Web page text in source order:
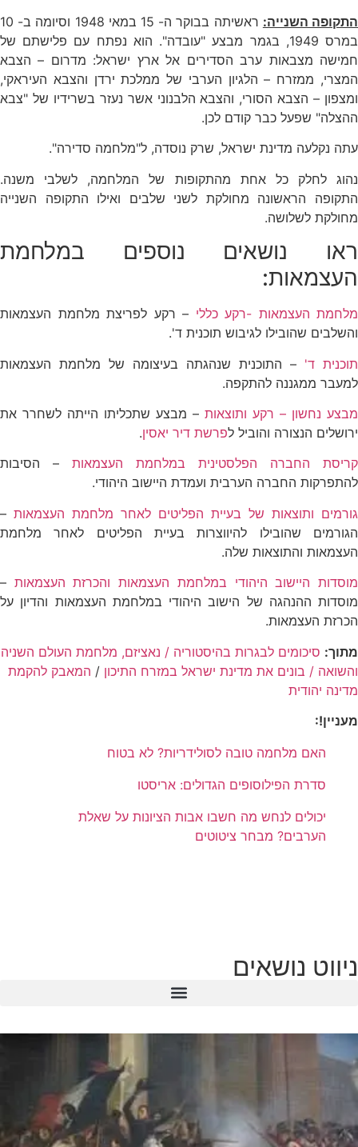
התקופה השנייה:
ראשיתה בבוקר ה- 15 במאי 1948 וסיומה ב- 10
במרס 1949, בגמר מבצע "עובדה". הוא נפתח עם פלישתם של
חמישה מצבאות ערב הסדירים אל ארץ ישראל: מדרום – הצבא
המצרי, ממזרח – הלגיון הערבי של ממלכת ירדן והצבא העיראקי,
ומצפון – הצבא הסורי, והצבא הלבנוני אשר נעזר בשרידיו של "צבא
ההצלה" שפעל כבר קודם לכן.
עתה נקלעה מדינת ישראל, שרק נוסדה, ל"מלחמה סדירה".
נהוג לחלק כל אחת מהתקופות של המלחמה, לשלבי משנה.
התקופה הראשונה מחולקת לשני שלבים ואילו התקופה השנייה
מחולקת לשלושה.
ראו נושאים נוספים במלחמת
העצמאות:
מלחמת העצמאות -רקע כללי – רקע לפריצת מלחמת העצמאות
והשלבים שהובילו לגיבוש תוכנית ד'.
תוכנית ד' – התוכנית שנהגתה בעיצומה של מלחמת העצמאות
למעבר ממגננה להתקפה.
מבצע נחשון – רקע ותוצאות – מבצע שתכליתו הייתה לשחרר את
ירושלים הנצורה והוביל לפרשת דיר יאסין.
קריסת החברה הפלסטינית במלחמת העצמאות – הסיבות
להתפרקות החברה הערבית ועמדת היישוב היהודי.
גורמים ותוצאות של בעיית הפליטים לאחר מלחמת העצמאות –
הגורמים שהובילו להיווצרות בעיית הפליטים לאחר מלחמת
העצמאות והתוצאות שלה.
מוסדות היישוב היהודי במלחמת העצמאות והכרזת העצמאות –
מוסדות ההנהגה של הישוב היהודי במלחמת העצמאות והדיון על
הכרזת העצמאות.
מתוך: סיכומים לבגרות בהיסטוריה / נאציזם, מלחמת העולם השניה
והשואה / בונים את מדינת ישראל במזרח התיכון / המאבק להקמת
מדינה יהודית
מעניין!:
האם מלחמה טובה לסולידריות? לא בטוח
סדרת הפילוסופים הגדולים: אריסטו
יכולים לנחש מה חשבו אבות הציונות על שאלת
הערבים? מבחר ציטוטים
ניווט נושאים